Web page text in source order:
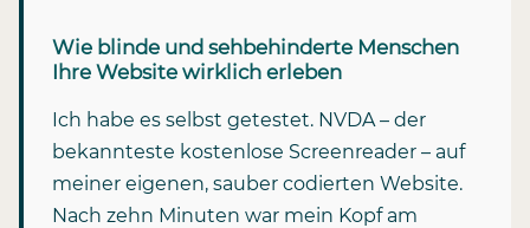
Wie blinde und sehbehinderte Menschen
Ihre Website wirklich erleben
Ich habe es selbst getestet. NVDA – der
bekannteste kostenlose Screenreader – auf
meiner eigenen, sauber codierten Website.
Nach zehn Minuten war mein Kopf am